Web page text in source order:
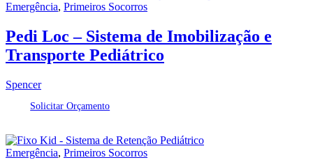
Emergência, Primeiros Socorros
Pedi Loc – Sistema de Imobilização e
Transporte Pediátrico
Spencer
Solicitar Orçamento
Emergência, Primeiros Socorros